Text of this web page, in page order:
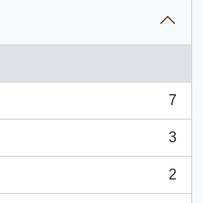
7
3
2